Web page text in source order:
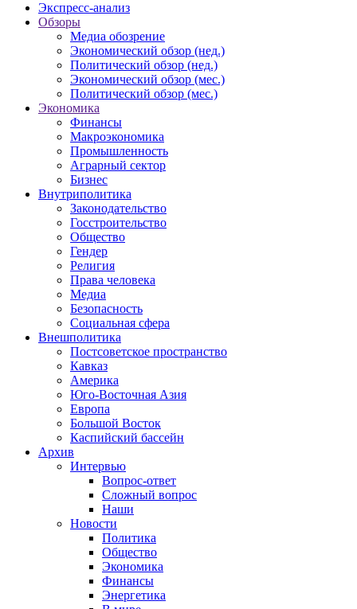
Экспресс-анализ
Обзоры
Медиа обозрение
Экономический обзор (нед.)
Политический обзор (нед.)
Экономический обзор (мес.)
Политический обзор (мес.)
Экономика
Финансы
Макроэкономика
Промышленность
Аграрный сектор
Бизнес
Внутриполитика
Законодательство
Госстроительство
Общество
Гендер
Религия
Права человека
Медиа
Безопасность
Социальная сфера
Внешполитика
Постсоветское пространство
Кавказ
Америка
Юго-Восточная Азия
Европа
Большой Восток
Каспийский бассейн
Архив
Интервью
Вопрос-ответ
Сложный вопрос
Наши
Новости
Политика
Общество
Экономика
Финансы
Энергетика